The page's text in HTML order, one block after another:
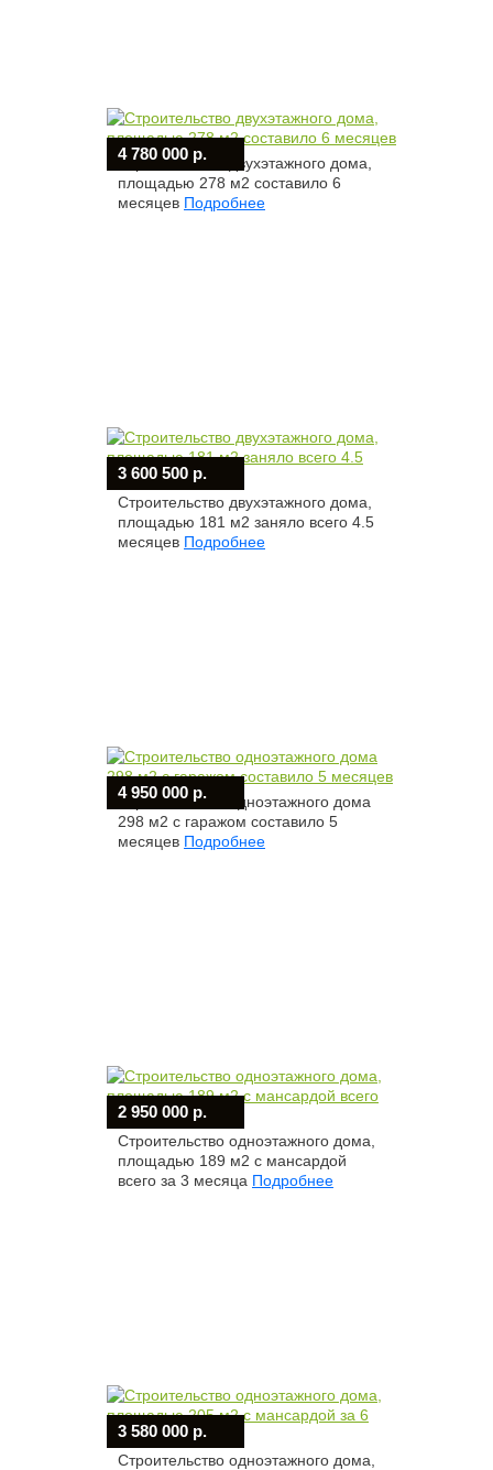
4 780 000 р.
Строительство двухэтажного дома,
площадью 278 м2 составило 6
месяцев Подробнее
3 600 500 р.
Строительство двухэтажного дома,
площадью 181 м2 заняло всего 4.5
месяцев Подробнее
4 950 000 р.
Строительство одноэтажного дома
298 м2 с гаражом составило 5
месяцев Подробнее
2 950 000 р.
Строительство одноэтажного дома,
площадью 189 м2 с мансардой
всего за 3 месяца Подробнее
3 580 000 р.
Строительство одноэтажного дома,